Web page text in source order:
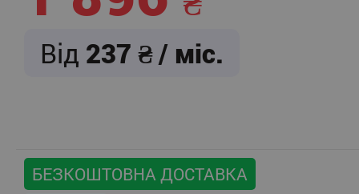
Від 237 / міс.
БЕЗКОШТОВНА ДОСТАВКА